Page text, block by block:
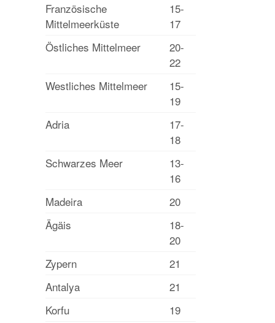
Französische
Mittelmeerküste
15-
17
Östliches Mittelmeer
20-
22
Westliches Mittelmeer
15-
19
Adria
17-
18
Schwarzes Meer
13-
16
Madeira
20
Ägäis
18-
20
Zypern
21
Antalya
21
Korfu
19